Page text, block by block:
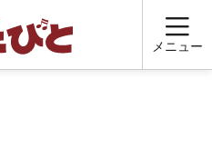
メニュー